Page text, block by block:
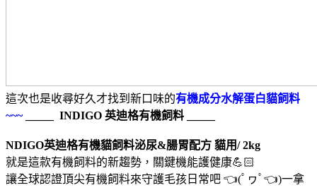
這次也是收尋好久才找到新口味的有機成分水解蛋白貓飼料
~~~_____ INDIGO 英迪格有機飼料 _____
NDIGO英迪格有機貓飼料泌尿&腸胃配方 貓用/ 2kg
就是這款有機飼料的新趨勢，關鍵機能護健康💪🏻
讓全球認證頂尖有機飼料來守護毛孩日常吧 👈(ﾟヮﾟ👈)一拿